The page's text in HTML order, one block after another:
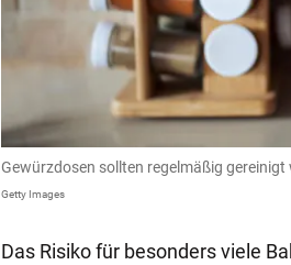
Gewürzdosen sollten regelmäßig gereinigt
Getty Images
Das Risiko für besonders viele